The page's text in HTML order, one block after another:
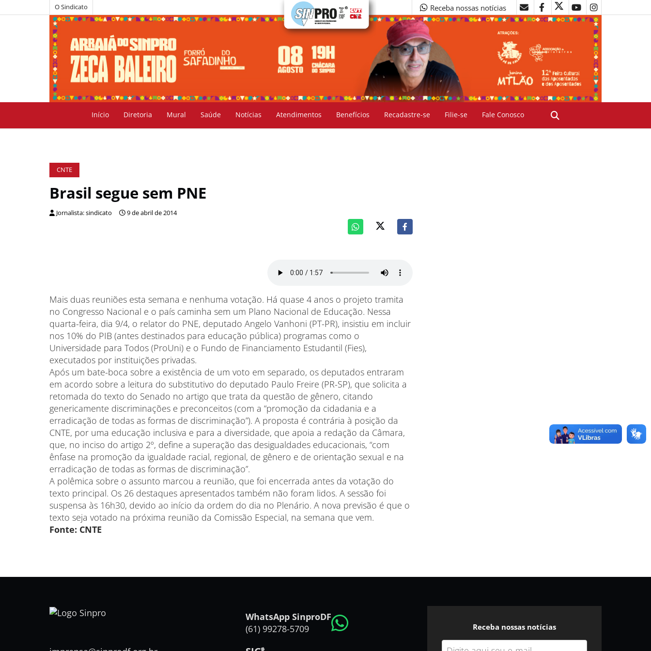
O Sindicato Receba nossas notícias
Início Diretoria Mural Saúde Notícias Atendimentos Benefícios Recadastre-se Filie-se Fale Conosco
CNTE
Brasil segue sem PNE
Jornalista: sindicato 9 de abril de 2014
Mais duas reuniões esta semana e nenhuma votação. Há quase 4 anos o projeto tramita
no Congresso Nacional e o país caminha sem um Plano Nacional de Educação. Nessa
quarta-feira, dia 9/4, o relator do PNE, deputado Angelo Vanhoni (PT-PR), insistiu em incluir
nos 10% do PIB (antes destinados para educação pública) programas como o
Universidade para Todos (ProUni) e o Fundo de Financiamento Estudantil (Fies),
executados por instituições privadas.
Após um bate-boca sobre a existência de um voto em separado, os deputados entraram
em acordo sobre a leitura do substitutivo do deputado Paulo Freire (PR-SP), que solicita a
retomada do texto do Senado no artigo que trata da questão de gênero, citando
genericamente discriminações e preconceitos (com a “promoção da cidadania e a
erradicação de todas as formas de discriminação”). A proposta é contrária à posição da
CNTE, por uma educação inclusiva e para a diversidade, que apoia a redação da Câmara,
que, no inciso do artigo 2º, define a superação das desigualdades educacionais, “com
ênfase na promoção da igualdade racial, regional, de gênero e de orientação sexual e na
erradicação de todas as formas de discriminação”.
A polêmica sobre o assunto marcou a reunião, que foi encerrada antes da votação do
texto principal. Os 26 destaques apresentados também não foram lidos. A sessão foi
suspensa às 16h30, devido ao início da ordem do dia no Plenário. A nova previsão é que o
texto seja votado na próxima reunião da Comissão Especial, na semana que vem.
Fonte: CNTE
WhatsApp SinproDF
(61) 99278-5709
Receba nossas notícias